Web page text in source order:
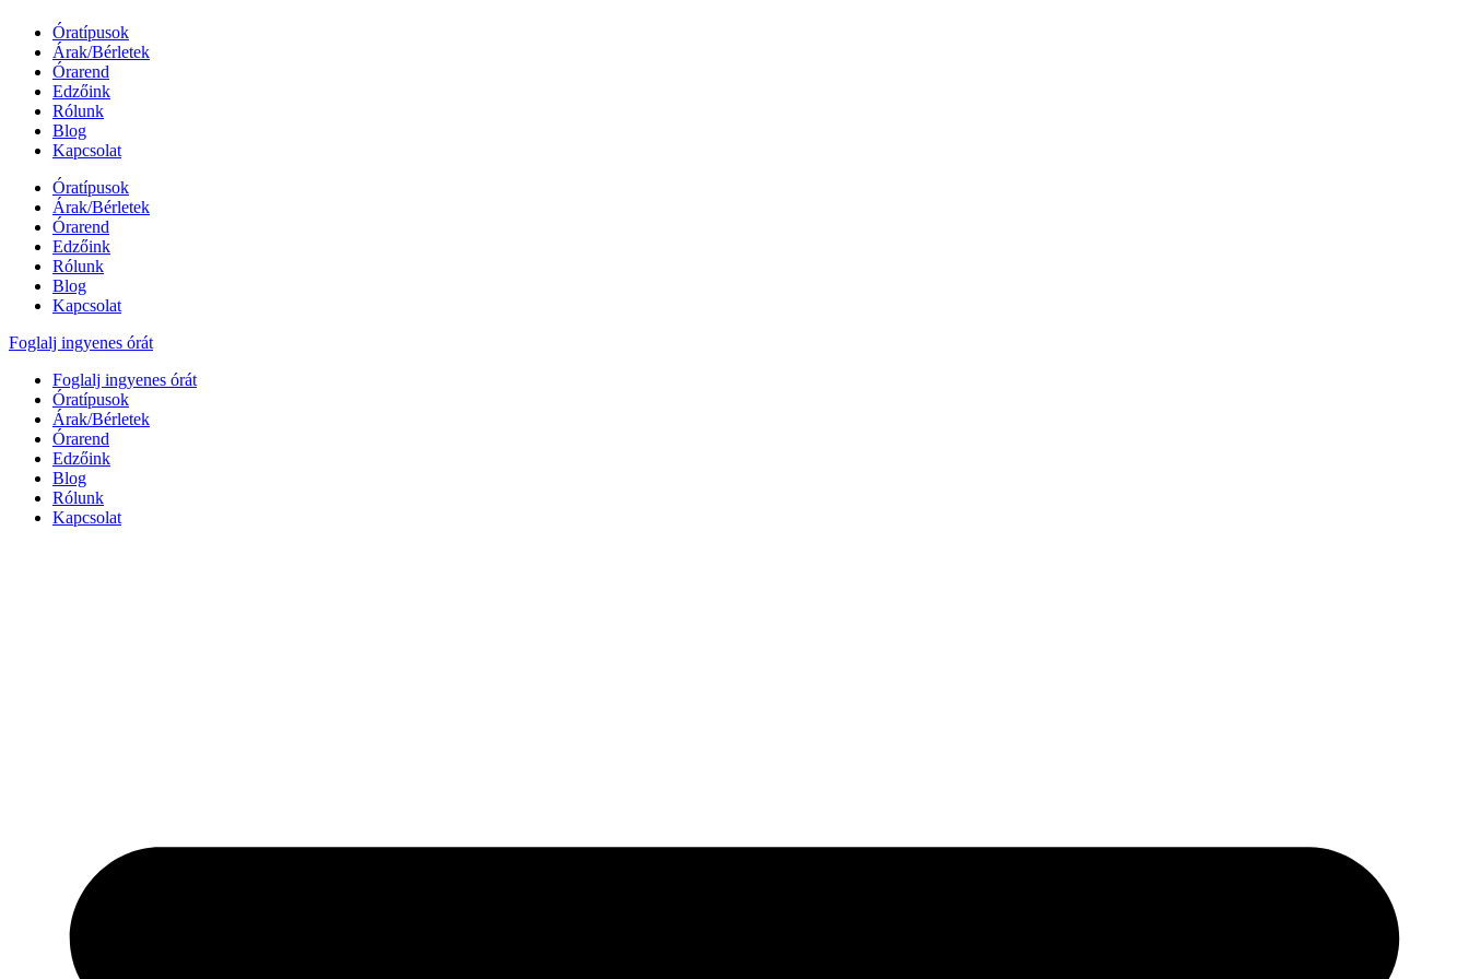
Óratípusok
Árak/Bérletek
Órarend
Edzőink
Rólunk
Blog
Kapcsolat
Óratípusok
Árak/Bérletek
Órarend
Edzőink
Rólunk
Blog
Kapcsolat
Foglalj ingyenes órát
Foglalj ingyenes órát
Óratípusok
Árak/Bérletek
Órarend
Edzőink
Blog
Rólunk
Kapcsolat